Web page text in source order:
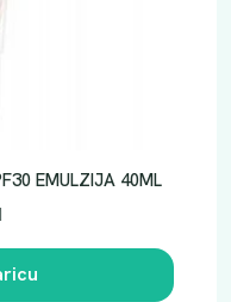
EMULZIJA 40ML